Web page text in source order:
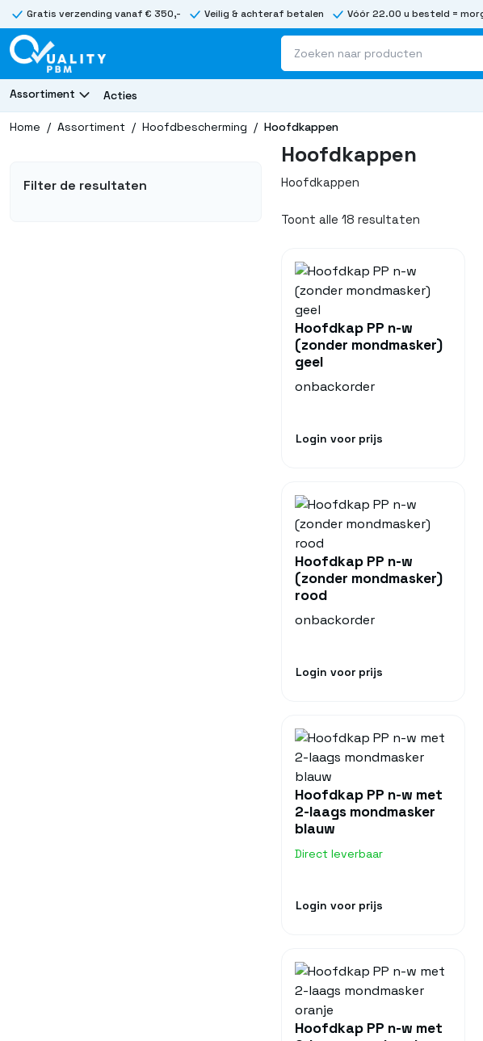
Gratis verzending vanaf € 350,- Veilig & achteraf betalen Vóór 22.00 u besteld =
Assortiment Acties
Home / Assortiment / Hoofdbescherming / Hoofdkappen
Filter de resultaten
Hoofdkappen
Hoofdkappen
Toont alle 18 resultaten
Hoofdkap PP n-w
(zonder mondmasker)
geel
onbackorder
Login voor prijs
Hoofdkap PP n-w
(zonder mondmasker)
rood
onbackorder
Login voor prijs
Hoofdkap PP n-w met
2-laags mondmasker
blauw
Direct leverbaar
Login voor prijs
Hoofdkap PP n-w met